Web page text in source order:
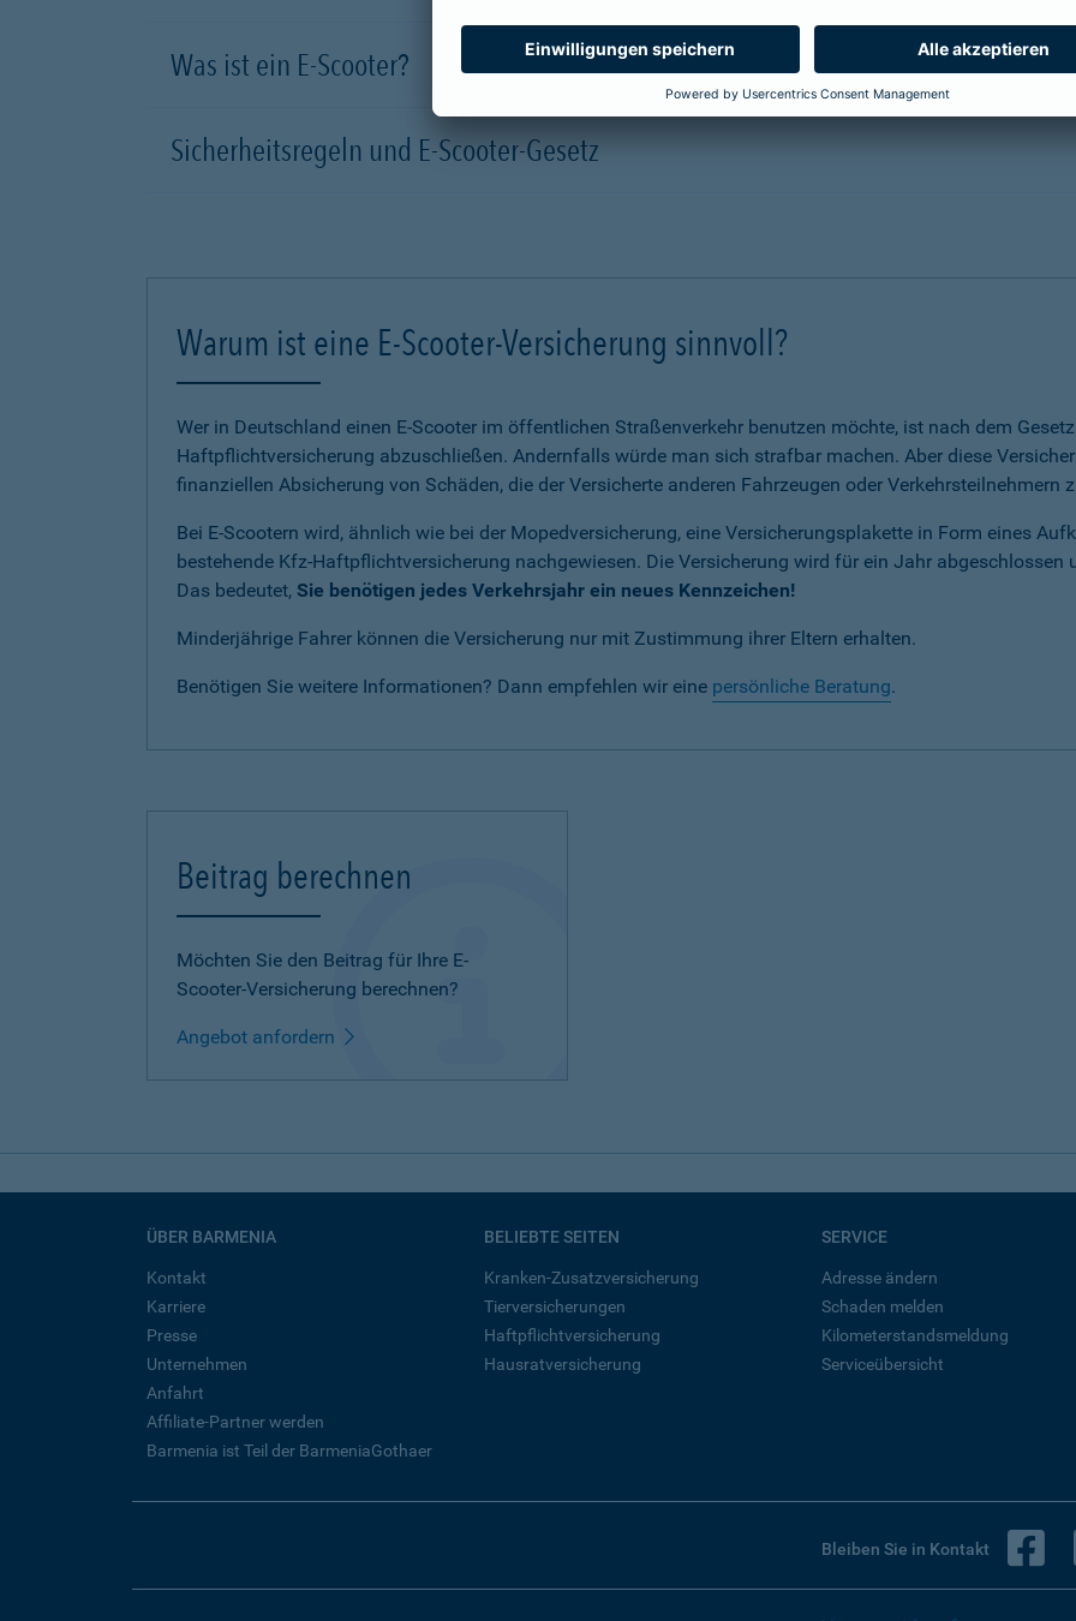
Was ist ein E-Scooter?
Sicherheitsregeln und E-Scooter-Gesetz
Warum ist eine E-Scooter-Versicherung sinnvoll?
Wer in Deutschland einen E-Scooter im öffentlichen Straßenverkehr benutzen möchte, ist nach dem
Haftpflichtversicherung abzuschließen. Andernfalls würde man sich strafbar machen. Aber diese
finanziellen Absicherung von Schäden, die der Versicherte anderen Fahrzeugen oder Verkehrsteilnehmern
Bei E-Scootern wird, ähnlich wie bei der Mopedversicherung, eine Versicherungsplakette in Form eines
bestehende Kfz-Haftpflichtversicherung nachgewiesen. Die Versicherung wird für ein Jahr abgeschlossen
Das bedeutet, Sie benötigen jedes Verkehrsjahr ein neues Kennzeichen!
Minderjährige Fahrer können die Versicherung nur mit Zustimmung ihrer Eltern erhalten.
Benötigen Sie weitere Informationen? Dann empfehlen wir eine persönliche Beratung.
Beitrag berechnen
Möchten Sie den Beitrag für Ihre E-
Scooter-Versicherung berechnen?
Angebot anfordern
ÜBER BARMENIA
Kontakt
Karriere
Presse
Unternehmen
Anfahrt
Affiliate-Partner werden
Barmenia ist Teil der BarmeniaGothaer
BELIEBTE SEITEN
Kranken-Zusatzversicherung
Tierversicherungen
Haftpflichtversicherung
Hausratversicherung
SERVICE
Adresse ändern
Schaden melden
Kilometerstandsmeldung
Serviceübersicht
Bleiben Sie in Kontakt